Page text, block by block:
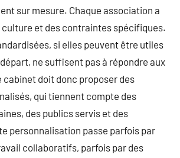
sur mesure. Chaque association a
culture et des contraintes spécifiques.
si elles peuvent être utiles
ne suffisent pas à répondre aux
cabinet doit donc proposer des
qui tiennent compte des
des publics servis et des
personnalisation passe parfois par
collaboratifs, parfois par des